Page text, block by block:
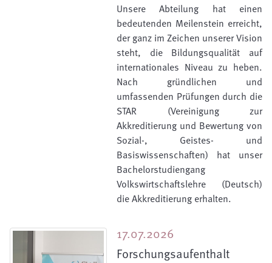
Unsere Abteilung hat einen
bedeutenden Meilenstein erreicht,
der ganz im Zeichen unserer Vision
steht, die Bildungsqualität auf
internationales Niveau zu heben.
Nach gründlichen und
umfassenden Prüfungen durch die
STAR (Vereinigung zur
Akkreditierung und Bewertung von
Sozial-, Geistes- und
Basiswissenschaften) hat unser
Bachelorstudiengang
Volkswirtschaftslehre (Deutsch)
die Akkreditierung erhalten.
17.07.2026
Forschungsaufenthalt